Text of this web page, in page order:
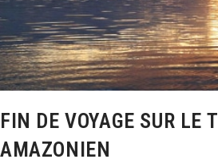
FIN DE VOYAGE SUR LE
AMAZONIEN